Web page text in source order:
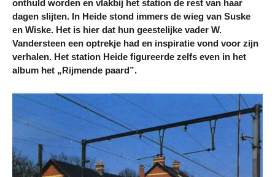
onthuld worden en vlakbij het station de rest van haar
dagen slijten. In Heide stond immers de wieg van Suske
en Wiske. Het is hier dat hun geestelijke vader W.
Vandersteen een optrekje had en inspiratie vond voor zijn
verhalen. Het station Heide figureerde zelfs even in het
album het „Rijmende paard”.